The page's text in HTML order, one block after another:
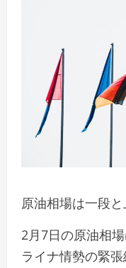
原油相場は一段
2月7日の原油相
ライナ情勢の緊